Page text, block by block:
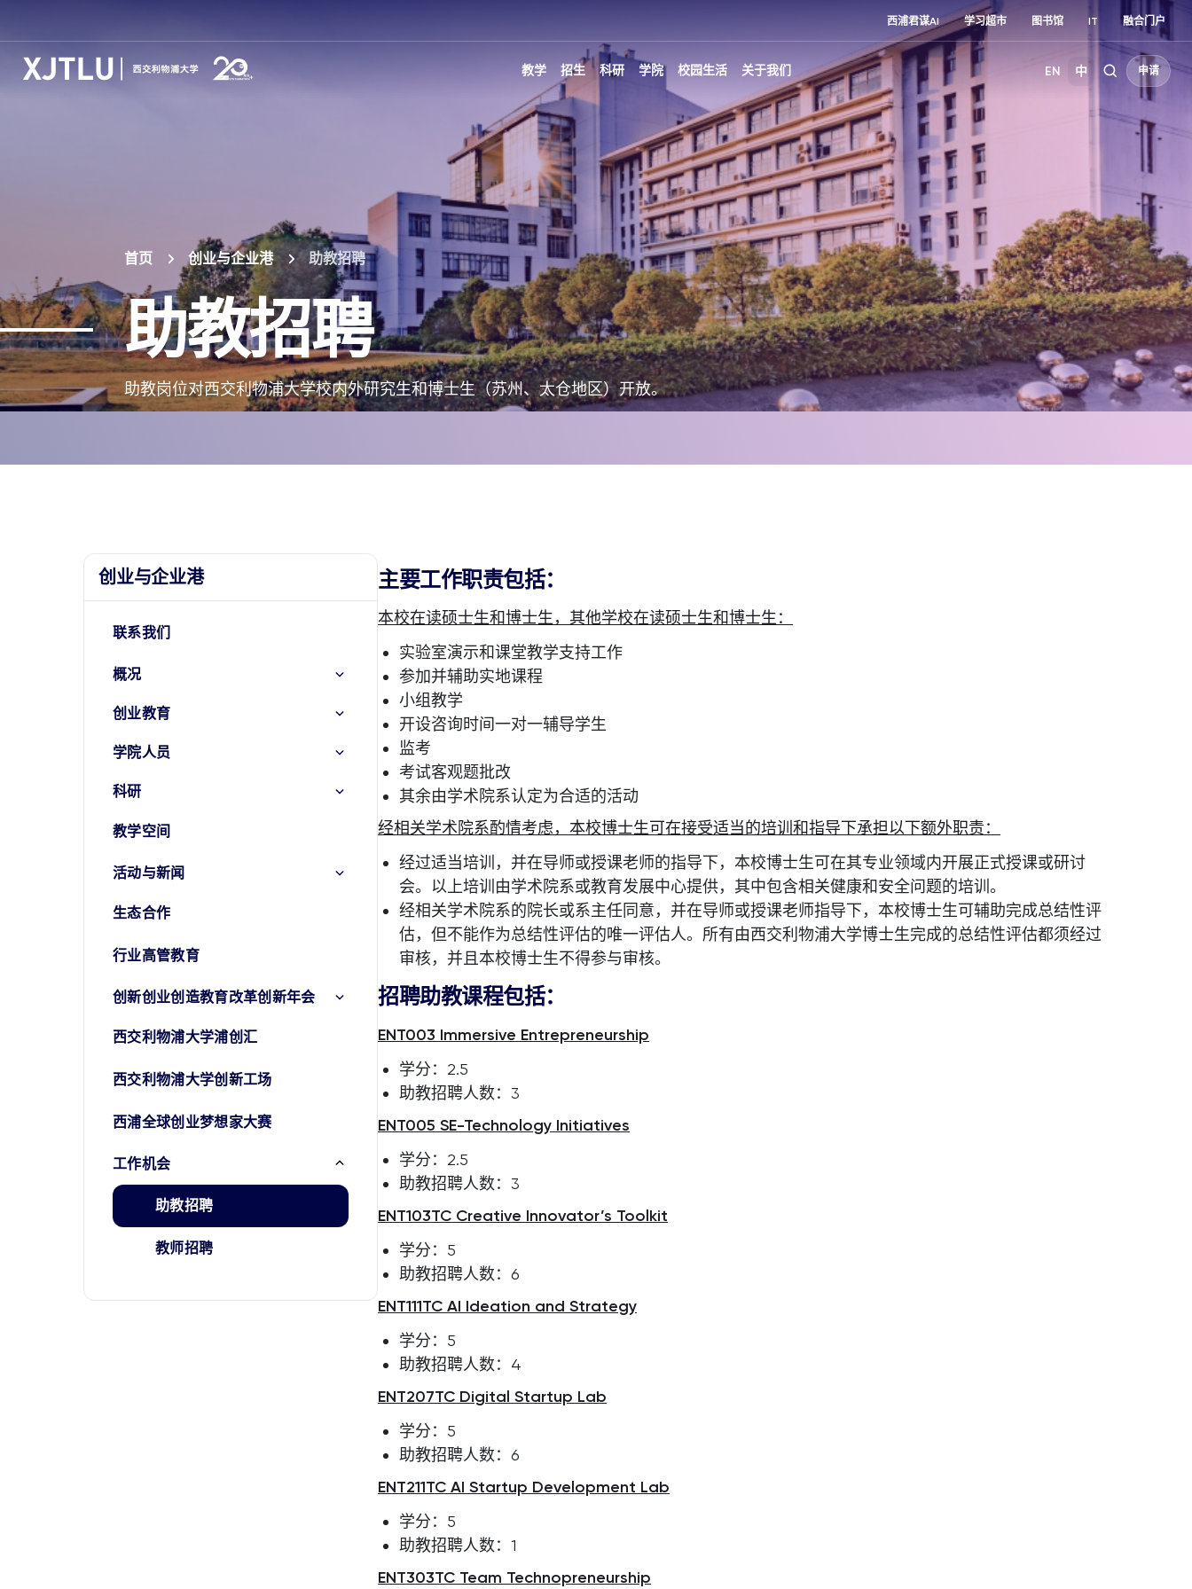
西浦君谋AI 学习超市 图书馆 IT 融合门户
教学 招生 科研 学院 校园生活 关于我们 EN 中 申请
首页 创业与企业港 助教招聘
助教招聘
助教岗位对西交利物浦大学校内外研究生和博士生（苏州、太仓地区）开放。
创业与企业港
联系我们
概况
创业教育
学院人员
科研
教学空间
活动与新闻
生态合作
行业高管教育
创新创业创造教育改革创新年会
西交利物浦大学浦创汇
西交利物浦大学创新工场
西浦全球创业梦想家大赛
工作机会
助教招聘
教师招聘
主要工作职责包括：
本校在读硕士生和博士生，其他学校在读硕士生和博士生：
实验室演示和课堂教学支持工作
参加并辅助实地课程
小组教学
开设咨询时间一对一辅导学生
监考
考试客观题批改
其余由学术院系认定为合适的活动
经相关学术院系酌情考虑，本校博士生可在接受适当的培训和指导下承担以下额外职责：
经过适当培训，并在导师或授课老师的指导下，本校博士生可在其专业领域内开展正式授课或研讨
会。以上培训由学术院系或教育发展中心提供，其中包含相关健康和安全问题的培训。
经相关学术院系的院长或系主任同意，并在导师或授课老师指导下，本校博士生可辅助完成总结性评
估，但不能作为总结性评估的唯一评估人。所有由西交利物浦大学博士生完成的总结性评估都须经过
审核，并且本校博士生不得参与审核。
招聘助教课程包括：
ENT003 Immersive Entrepreneurship
学分：2.5
助教招聘人数：3
ENT005 SE-Technology Initiatives
学分：2.5
助教招聘人数：3
ENT103TC Creative Innovator’s Toolkit
学分：5
助教招聘人数：6
ENT111TC AI Ideation and Strategy
学分：5
助教招聘人数：4
ENT207TC Digital Startup Lab
学分：5
助教招聘人数：6
ENT211TC AI Startup Development Lab
学分：5
助教招聘人数：1
ENT303TC Team Technopreneurship